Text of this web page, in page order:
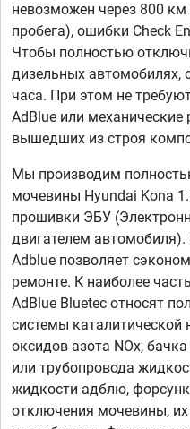
невозможен через 800 км
пробега), ошибки Check
Чтобы полностью
дизельных автомобилях,
часа. При этом не
AdBlue или
вышедших из строя
Мы производим
мочевины Hyundai Kona
прошивки ЭБУ
двигателем
Adblue позволяет
ремонте. К наиболее
AdBlue Bluetec относят
системы каталитической
оксидов азота NOx,
или трубопровода
жидкости адблю,
отключения мочевины,